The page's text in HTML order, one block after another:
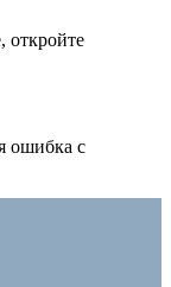
откройте
ошибка с